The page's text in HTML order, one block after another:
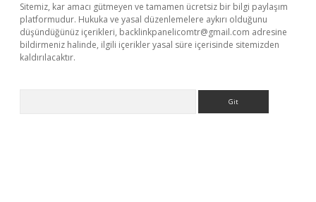
Sitemiz, kar amacı gütmeyen ve tamamen ücretsiz bir bilgi paylaşım
platformudur. Hukuka ve yasal düzenlemelere aykırı olduğunu
düşündüğünüz içerikleri, backlinkpanelicomtr@gmail.com adresine
bildirmeniz halinde, ilgili içerikler yasal süre içerisinde sitemizden
kaldırılacaktır.